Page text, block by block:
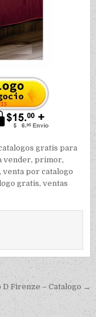
gratis para
vender,primor,
,venta por catalogo
gratis,ventas
Firenze – Catalogo →